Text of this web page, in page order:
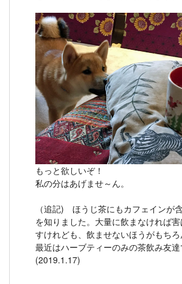
もっと欲しいぞ！
私の分はあげませ～ん。
（追記) ほうじ茶にもカフェインが
を知りました。大量に飲まなければ
すけれども、飲ませないほうがもちろ
最近はハーブティーのみの茶飲み友達
(2019.1.17)